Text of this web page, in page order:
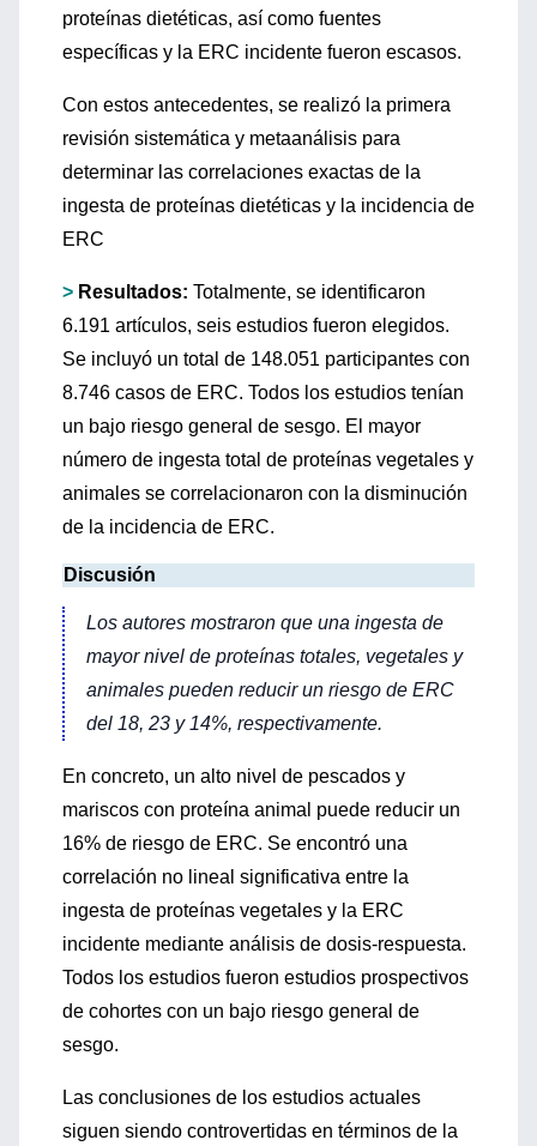
proteínas dietéticas, así como fuentes
específicas y la ERC incidente fueron escasos.
Con estos antecedentes, se realizó la primera
revisión sistemática y metaanálisis para
determinar las correlaciones exactas de la
ingesta de proteínas dietéticas y la incidencia de
ERC
> Resultados: Totalmente, se identificaron
6.191 artículos, seis estudios fueron elegidos.
Se incluyó un total de 148.051 participantes con
8.746 casos de ERC. Todos los estudios tenían
un bajo riesgo general de sesgo. El mayor
número de ingesta total de proteínas vegetales y
animales se correlacionaron con la disminución
de la incidencia de ERC.
Discusión
Los autores mostraron que una ingesta de
mayor nivel de proteínas totales, vegetales y
animales pueden reducir un riesgo de ERC
del 18, 23 y 14%, respectivamente.
En concreto, un alto nivel de pescados y
mariscos con proteína animal puede reducir un
16% de riesgo de ERC. Se encontró una
correlación no lineal significativa entre la
ingesta de proteínas vegetales y la ERC
incidente mediante análisis de dosis-respuesta.
Todos los estudios fueron estudios prospectivos
de cohortes con un bajo riesgo general de
sesgo.
Las conclusiones de los estudios actuales
siguen siendo controvertidas en términos de la